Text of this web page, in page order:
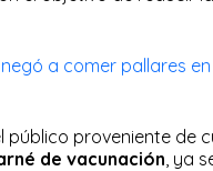
negó a comer pallares
público proveniente de
de vacunación , ya